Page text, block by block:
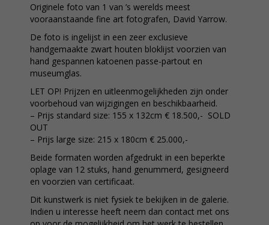
Originele foto van 1 van ’s werelds meest
vooraanstaande fine art fotografen, David Yarrow.
De foto is ingelijst in een zeer exclusieve
handgemaakte zwart houten bloklijst voorzien van
hand gespannen katoenen passe-partout en
museumglas.
LET OP! Prijzen en uitleenmogelijkheden zijn onder
voorbehoud van wijzigingen en beschikbaarheid.
– Prijs standard size: 155 x 132cm € 18.500,- SOLD
OUT
– Prijs large size: 215 x 180cm € 25.000,-
Beide formaten worden afgedrukt in een beperkte
oplage van 12 stuks, hand genummerd, gesigneerd
en voorzien van certificaat.
Dit kunstwerk is niet fysiek te bekijken in de galerie.
Indien u interesse heeft neem dan contact met ons